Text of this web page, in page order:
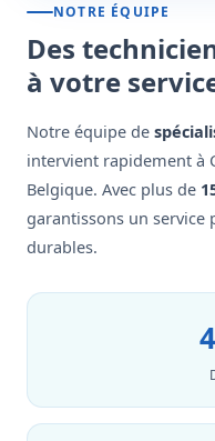
NOTRE ÉQUIPE
Des
à votre
Notre équipe de
intervient rapidement à
Belgique. Avec plus de
garantissons un service
durables.